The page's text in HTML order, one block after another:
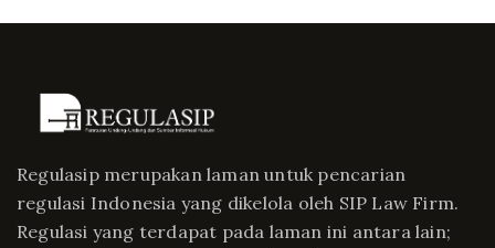
Regulasip merupakan laman untuk pencarian
regulasi Indonesia yang dikelola oleh SIP Law Firm.
Regulasi yang terdapat pada laman ini antara lain;